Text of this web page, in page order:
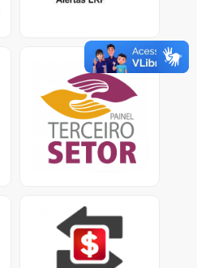
Painel Terceiro Setor
A plataforma apresenta
dados e informações
sobre os ajustes com
entidades do Terceiro
Setor.
Transferências Especiais
Apresenta informações
detalhadas sobre as